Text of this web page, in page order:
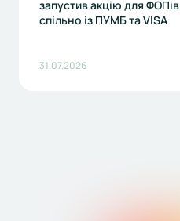
запустив акцію для ФОПів
спільно із ПУМБ та VISA
31.07.2026